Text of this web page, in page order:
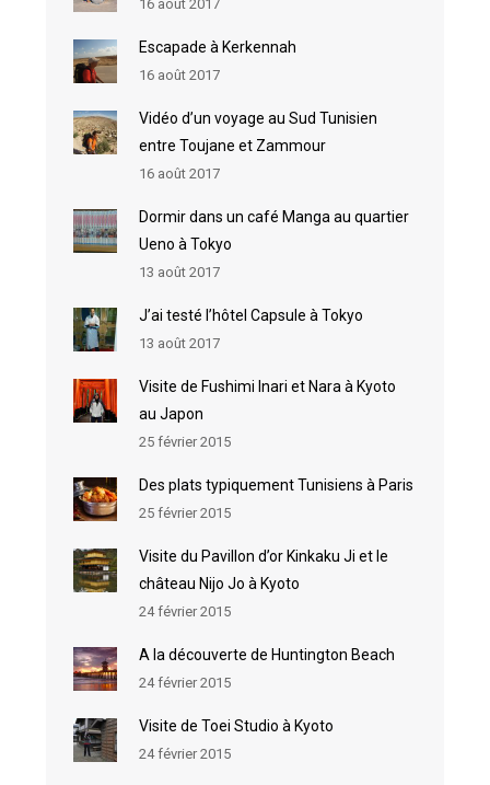
16 août 2017
Escapade à Kerkennah
16 août 2017
Vidéo d’un voyage au Sud Tunisien
entre Toujane et Zammour
16 août 2017
Dormir dans un café Manga au quartier
Ueno à Tokyo
13 août 2017
J’ai testé l’hôtel Capsule à Tokyo
13 août 2017
Visite de Fushimi Inari et Nara à Kyoto
au Japon
25 février 2015
Des plats typiquement Tunisiens à Paris
25 février 2015
Visite du Pavillon d’or Kinkaku Ji et le
château Nijo Jo à Kyoto
24 février 2015
A la découverte de Huntington Beach
24 février 2015
Visite de Toei Studio à Kyoto
24 février 2015